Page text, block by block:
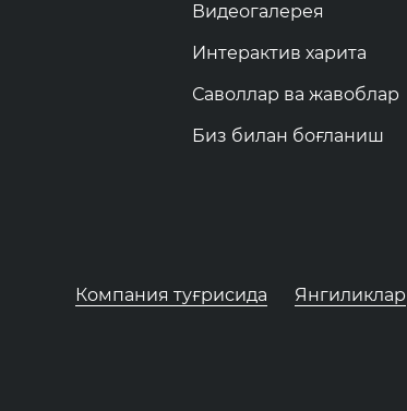
Видеогалерея
Интерактив харита
Саволлар ва жавоблар
Биз билан боғланиш
Компания туғрисида Янгиликлар